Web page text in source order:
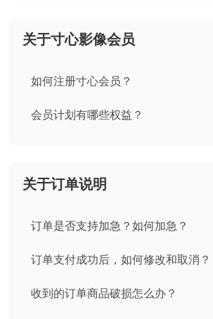
关于寸心影像会员
如何注册寸心会员？
会员计划有哪些权益？
关于订单说明
订单是否支持加急？如何加急？
订单支付成功后，如何修改和取消？
收到的订单商品破损怎么办？